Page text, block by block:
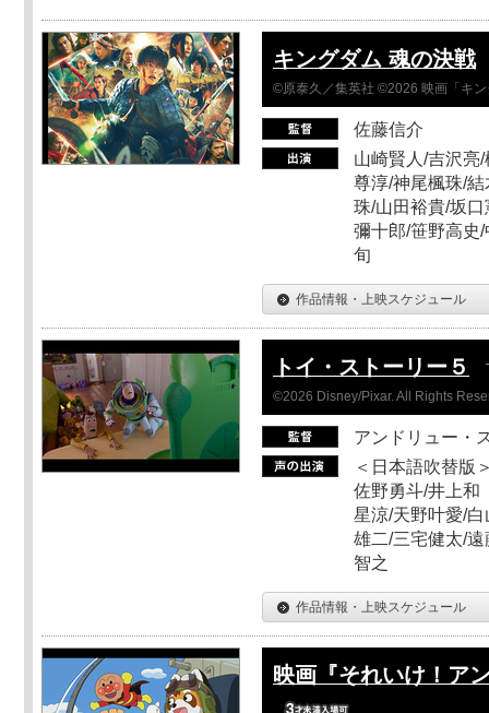
キングダム 魂の決戦
©原泰久／集英社 ©2026 映画「キ
佐藤信介
山崎賢人/吉沢亮
尊淳/神尾楓珠/
珠/山田裕貴/坂
彌十郎/笹野高史
旬
作品情報・上映スケジュール
トイ・ストーリー５
©2026 Disney/Pixar. All Rights
アンドリュー・
＜日本語吹替版
佐野勇斗/井上和
星涼/天野叶愛/
雄二/三宅健太/
智之
作品情報・上映スケジュール
映画『それいけ！ア